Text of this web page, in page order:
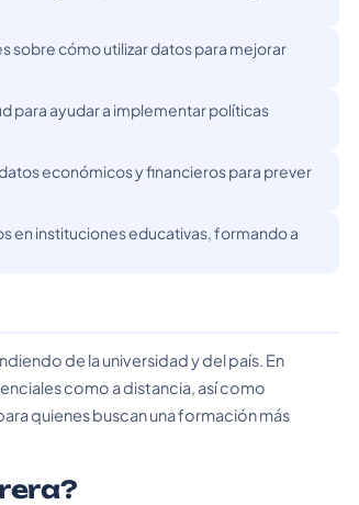
sobre cómo utilizar datos para mejorar
para ayudar a implementar políticas
económicos y financieros para prever
en instituciones educativas, formando a
de la universidad y del país. En
como a distancia, así como
quienes buscan una formación más